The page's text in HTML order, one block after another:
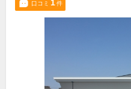
口コミ 1件